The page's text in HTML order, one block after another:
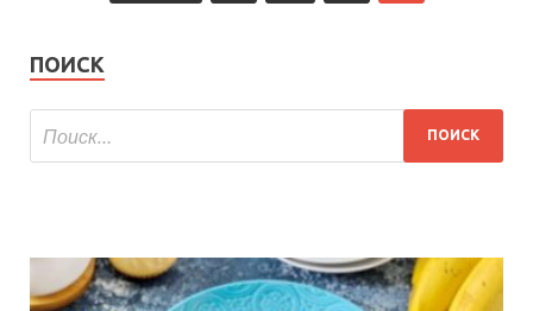
ПОИСК